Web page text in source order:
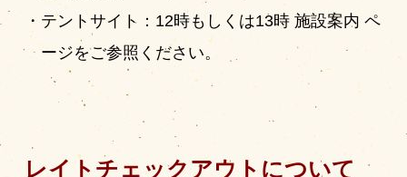
テントサイト：12時もしくは13時 施設案内 ペ
ージをご参照ください。
レイトチェックアウトについて